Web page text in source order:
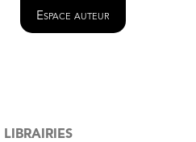
Espace auteur
LIBRAIRIES